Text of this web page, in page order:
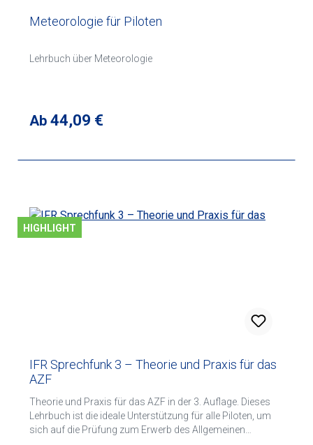
Meteorologie für Piloten
Lehrbuch über Meteorologie
Regulärer Preis:
Ab 44,09 €
HIGHLIGHT
IFR Sprechfunk 3 – Theorie und Praxis für das
AZF
Theorie und Praxis für das AZF in der 3. Auflage. Dieses
Lehrbuch ist die ideale Unterstützung für alle Piloten, um
sich auf die Prüfung zum Erwerb des Allgemeinen